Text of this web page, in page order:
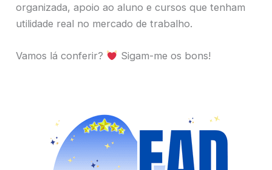
organizada, apoio ao aluno e cursos que tenham
utilidade real no mercado de trabalho.
Vamos lá conferir? Sigam-me os bons!